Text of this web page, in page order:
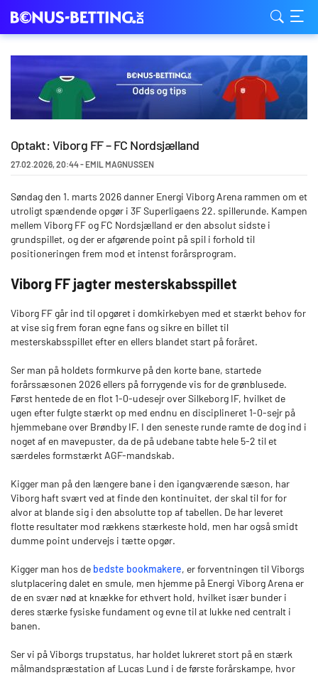
Optakt: Viborg FF – FC Nordsjælland
27.02.2026,20:44- EMIL MAGNUSSEN
Søndag den 1. marts 2026 danner Energi Viborg Arena rammen om et
utroligt spændende opgør i 3F Superligaens 22. spillerunde. Kampen
mellem Viborg FF og FC Nordsjælland er den absolut sidste i
grundspillet, og der er afgørende point på spil i forhold til
positioneringen frem mod et intenst forårsprogram.
Viborg FF jagter mesterskabsspillet
Viborg FF går ind til opgøret i domkirkebyen med et stærkt behov for
at vise sig frem foran egne fans og sikre en billet til
mesterskabsspillet efter en ellers blandet start på foråret.
Ser man på holdets formkurve på den korte bane, startede
forårssæsonen 2026 ellers på forrygende vis for de grønblusede.
Først hentede de en flot 1-0-udesejr over Silkeborg IF, hvilket de
ugen efter fulgte stærkt op med endnu en disciplineret 1-0-sejr på
hjemmebane over Brøndby IF. I den seneste runde ramte de dog ind i
noget af en mavepuster, da de på udebane tabte hele 5-2 til et
særdeles formstærkt AGF-mandskab.
Kigger man på den længere bane i den igangværende sæson, har
Viborg haft svært ved at finde den kontinuitet, der skal til for for
alvor at blande sig i den absolutte top af tabellen. De har leveret
flotte resultater mod rækkens stærkeste hold, men har også smidt
dumme point undervejs i tætte opgør.
Kigger man hos de bedste bookmakere, er forventningen til Viborgs
slutplacering dalet en smule, men hjemme på Energi Viborg Arena er
de en svær nød at knække for ethvert hold, hvilket især bunder i
deres stærke fysiske fundament og evne til at lukke ned centralt i
banen.
Ser vi på Viborgs trupstatus, har holdet lukreret stort på en stærk
målmandspræstation af Lucas Lund i de første forårskampe, hvor